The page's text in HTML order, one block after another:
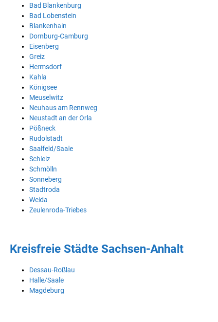
Bad Blankenburg
Bad Lobenstein
Blankenhain
Dornburg-Camburg
Eisenberg
Greiz
Hermsdorf
Kahla
Königsee
Meuselwitz
Neuhaus am Rennweg
Neustadt an der Orla
Pößneck
Rudolstadt
Saalfeld/Saale
Schleiz
Schmölln
Sonneberg
Stadtroda
Weida
Zeulenroda-Triebes
Kreisfreie Städte Sachsen-Anhalt
Dessau-Roßlau
Halle/Saale
Magdeburg